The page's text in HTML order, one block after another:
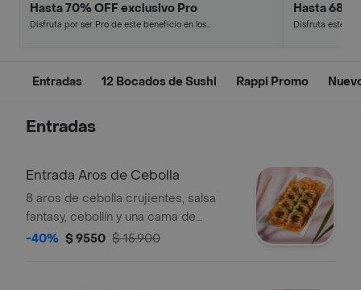
Hasta 70% OFF exclusivo Pro
Disfruta por ser Pro de este beneficio en los
Hasta 68%
Disfruta este
Entradas 12 Bocados de Sushi Rappi Promo
Entradas
Entrada Aros de Cebolla
8 aros de cebolla crujientes, salsa
fantasy, cebollín y una cama de
zanahoria en espiral.
-40% $ 9550 $ 15.900